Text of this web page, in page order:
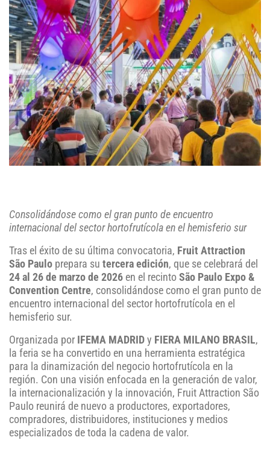
Consolidándose como el gran punto de encuentro
internacional del sector hortofrutícola en el hemisferio sur
Tras el éxito de su última convocatoria, Fruit Attraction
São Paulo prepara su tercera edición, que se celebrará del
24 al 26 de marzo de 2026 en el recinto São Paulo Expo &
Convention Centre, consolidándose como el gran punto de
encuentro internacional del sector hortofrutícola en el
hemisferio sur.
Organizada por IFEMA MADRID y FIERA MILANO BRASIL,
la feria se ha convertido en una herramienta estratégica
para la dinamización del negocio hortofrutícola en la
región. Con una visión enfocada en la generación de valor,
la internacionalización y la innovación, Fruit Attraction São
Paulo reunirá de nuevo a productores, exportadores,
compradores, distribuidores, instituciones y medios
especializados de toda la cadena de valor.